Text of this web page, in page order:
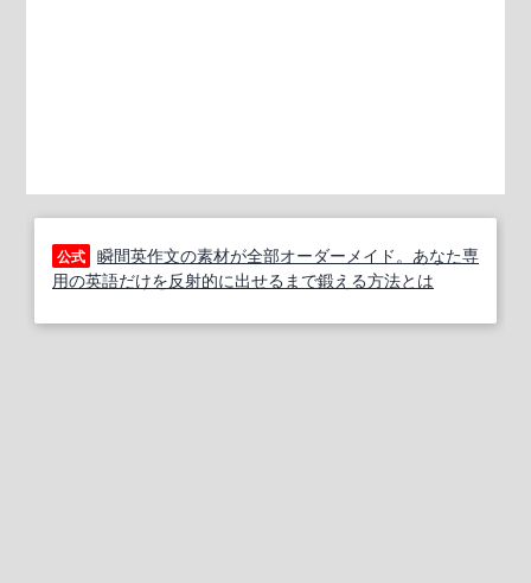
公式 瞬間英作文の素材が全部オーダーメイド。あなた専
用の英語だけを反射的に出せるまで鍛える方法とは